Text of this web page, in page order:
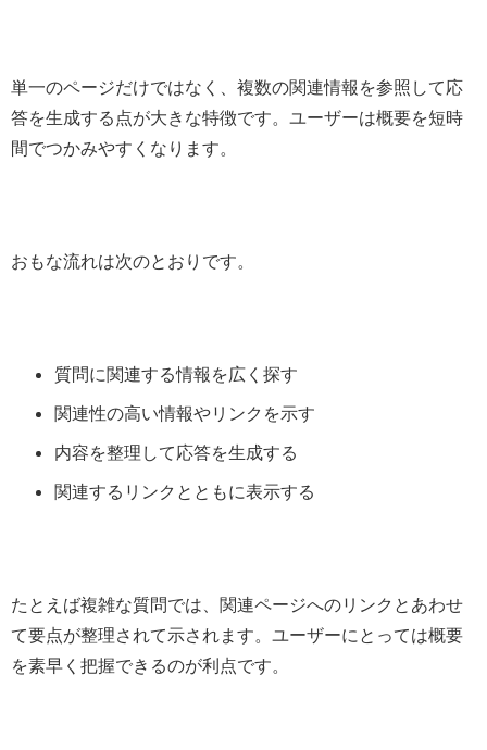
単一のページだけではなく、複数の関連情報を参照して応
答を生成する点が大きな特徴です。ユーザーは概要を短時
間でつかみやすくなります。
おもな流れは次のとおりです。
質問に関連する情報を広く探す
関連性の高い情報やリンクを示す
内容を整理して応答を生成する
関連するリンクとともに表示する
たとえば複雑な質問では、関連ページへのリンクとあわせ
て要点が整理されて示されます。ユーザーにとっては概要
を素早く把握できるのが利点です。